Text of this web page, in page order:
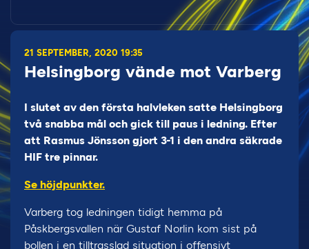
21 SEPTEMBER, 2020 19:35
Helsingborg vände mot Varberg
I slutet av den första halvleken satte Helsingborg
två snabba mål och gick till paus i ledning. Efter
att Rasmus Jönsson gjort 3-1 i den andra säkrade
HIF tre pinnar.
Se höjdpunkter.
Varberg tog ledningen tidigt hemma på
Påskbergsvallen när Gustaf Norlin kom sist på
bollen i en tilltrasslad situation i offensivt